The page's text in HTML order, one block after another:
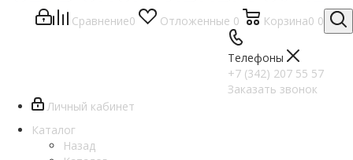
Сравнение0 Отложенные 0 Корзина0 0
Телефоны
+7 (342) 207 55 57
Заказать звонок
Личный кабинет
Каталог
Назад